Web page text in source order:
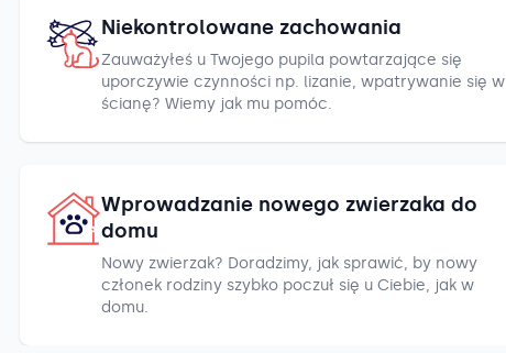
Niekontrolowane zachowania
Zauważyłeś u Twojego pupila powtarzające się
uporczywie czynności np. lizanie, wpatrywanie się w
ścianę? Wiemy jak mu pomóc.
Wprowadzanie nowego zwierzaka do
domu
Nowy zwierzak? Doradzimy, jak sprawić, by nowy
członek rodziny szybko poczuł się u Ciebie, jak w
domu.